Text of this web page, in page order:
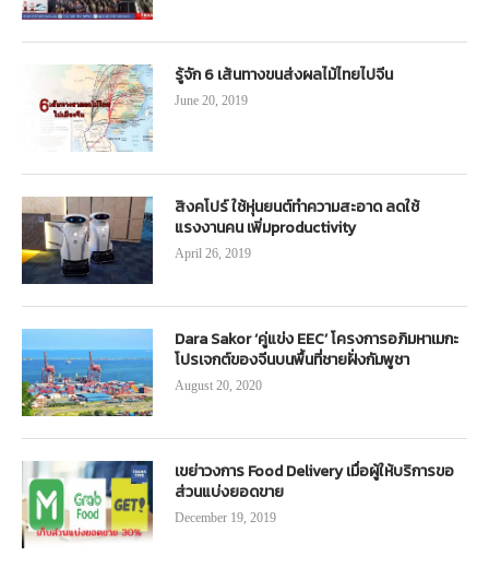
รู้จัก 6 เส้นทางขนส่งผลไม้ไทยไปจีน
June 20, 2019
สิงคโปร์ ใช้หุ่นยนต์ทำความสะอาด ลดใช้
แรงงานคน เพิ่มproductivity
April 26, 2019
Dara Sakor ‘คู่แข่ง EEC’ โครงการอภิมหาเมกะ
โปรเจกต์ของจีนบนพื้นที่ชายฝั่งกัมพูชา
August 20, 2020
เขย่าวงการ Food Delivery เมื่อผู้ให้บริการขอ
ส่วนแบ่งยอดขาย
December 19, 2019